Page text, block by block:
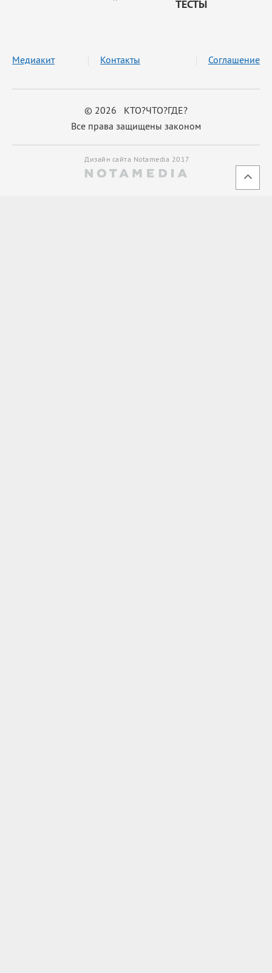
ТЕСТЫ
© 2026 КТО?ЧТО?ГДЕ?
Все права защищены законом
Медиакит Контакты Соглашение
Дизайн сайта Notamedia 2017